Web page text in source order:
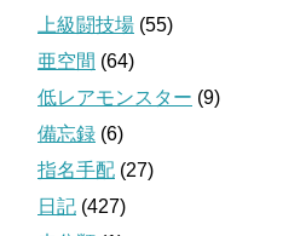
上級闘技場 (55)
亜空間 (64)
低レアモンスター (9)
備忘録 (6)
指名手配 (27)
日記 (427)